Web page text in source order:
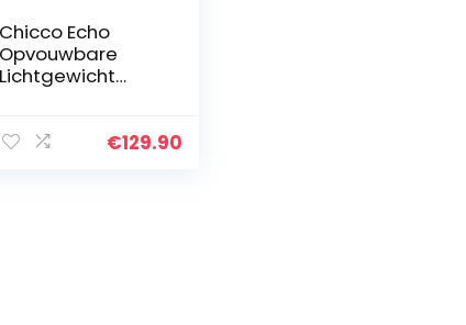
Chicco Echo
Opvouwbare
Lichtgewicht
kg, Verstelbare en
€129.90